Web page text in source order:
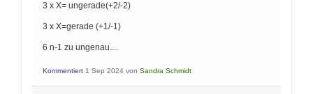
3 x X= ungerade(+2/-2)
3 x X=gerade (+1/-1)
6 n-1 zu ungenau....
Kommentiert 1 Sep 2024 von Sandra Schmidt